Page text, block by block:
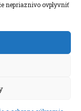
nepriaznivo ovplyvniť
Vysoké Tatry